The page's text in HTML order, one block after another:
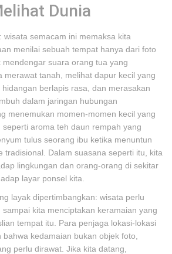
Dunia
wisata semacam ini memaksa kita
menilai sebuah tempat hanya dari foto
mendengar suara orang tua yang
merawat tanah, melihat dapur kecil yang
berlapis rasa, dan merasakan
dalam jaringan hubungan
menemukan momen-momen kecil yang
aroma teh daun rempah yang
tulus seorang ibu ketika menuntun
tradisional. Dalam suasana seperti itu, kita
lingkungan dan orang-orang di sekitar
layar ponsel kita.
layak dipertimbangkan: wisata perlu
kita menciptakan keramaian yang
tempat itu. Para penjaga lokasi-lokasi
kedamaian bukan objek foto,
perlu dirawat. Jika kita datang,